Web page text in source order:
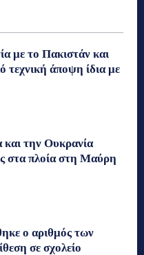
με το Πακιστάν και
τεχνική άποψη ίδια με
την Ουκρανία
στα πλοία στη Μαύρη
ο αριθμός των
σε σχολείο